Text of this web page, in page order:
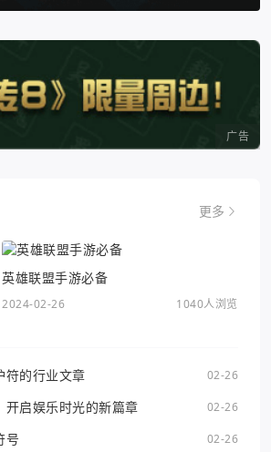
广告
更多
英雄联盟手游必备
2024-02-26 1040人浏览
符的行业文章 02-26
开启娱乐时光的新篇章 02-26
号 02-26